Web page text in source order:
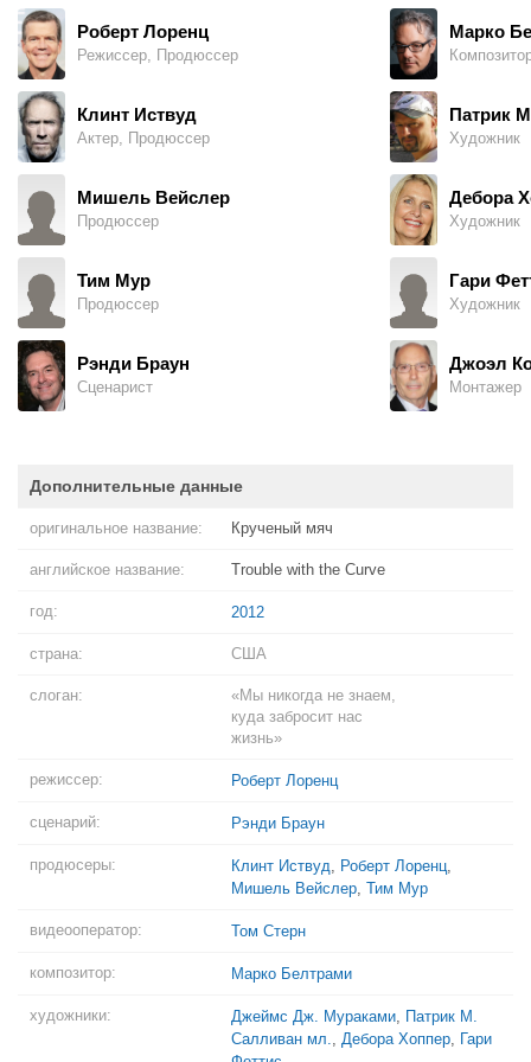
Роберт Лоренц
Режиссер, Продюссер
Клинт Иствуд
Актер, Продюссер
Мишель Вейслер
Продюссер
Тим Мур
Продюссер
Рэнди Браун
Сценарист
Марко
Патрик
Художник
Дебора
Художник
Гари
Художник
Джоэл
Монтажер
Дополнительные данные
оригинальное название: Крученый мяч
английское название: Trouble with the Curve
год: 2012
страна: США
слоган:
«Мы никогда не знаем,
куда забросит нас
жизнь»
режиссер: Роберт Лоренц
сценарий: Рэнди Браун
продюсеры: Клинт Иствуд, Роберт Лоренц,
Мишель Вейслер, Тим Мур
видеооператор: Том Стерн
композитор: Марко Белтрами
художники: Джеймс Дж. Мураками, Патрик М.
Салливан мл., Дебора Хоппер, Гари